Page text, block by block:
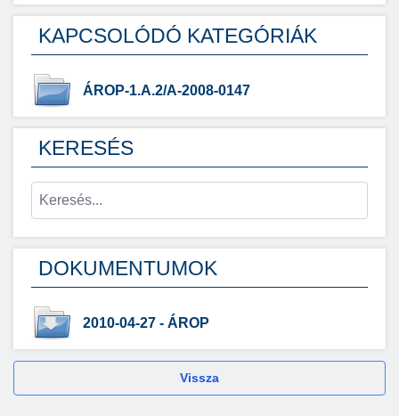
KAPCSOLÓDÓ KATEGÓRIÁK
ÁROP-1.A.2/A-2008-0147
KERESÉS
DOKUMENTUMOK
2010-04-27 - ÁROP
Vissza